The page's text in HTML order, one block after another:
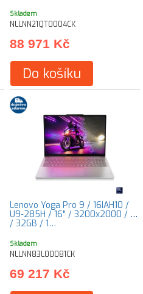
Skladem
NLLNN21QT0004CK
88 971 Kč
Do košíku
Lenovo Yoga Pro 9 / 16IAH10 /
U9-285H / 16" / 3200x2000 / T
/ 32GB / 1…
Skladem
NLLNN83L00081CK
69 217 Kč